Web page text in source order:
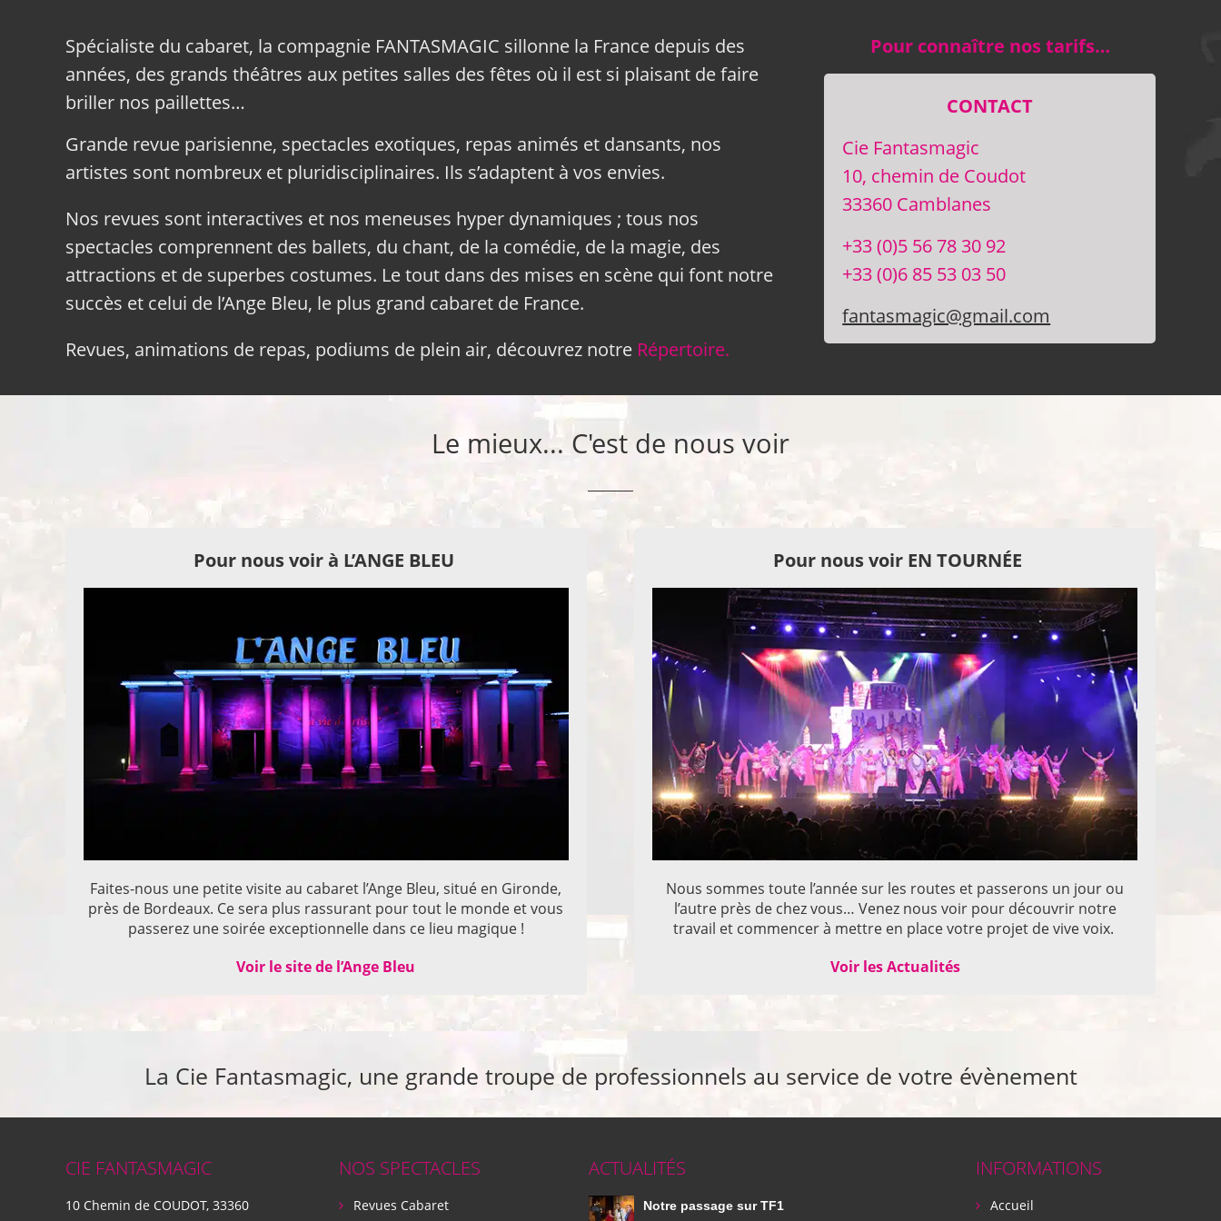
Spécialiste du cabaret, la compagnie FANTASMAGIC sillonne la France depuis des
années, des grands théâtres aux petites salles des fêtes où il est si plaisant de faire
briller nos paillettes…
Grande revue parisienne, spectacles exotiques, repas animés et dansants, nos
artistes sont nombreux et pluridisciplinaires. Ils s’adaptent à vos envies.
Nos revues sont interactives et nos meneuses hyper dynamiques ; tous nos
spectacles comprennent des ballets, du chant, de la comédie, de la magie, des
attractions et de superbes costumes. Le tout dans des mises en scène qui font notre
succès et celui de l’Ange Bleu, le plus grand cabaret de France.
Revues, animations de repas, podiums de plein air, découvrez notre Répertoire.
Pour connaître nos tarifs…
CONTACT
Cie Fantasmagic
10, chemin de Coudot
33360 Camblanes
+33 (0)5 56 78 30 92
+33 (0)6 85 53 03 50
fantasmagic@gmail.com
Le mieux... C'est de nous voir
Pour nous voir à L’ANGE BLEU
Faites-nous une petite visite au cabaret l’Ange Bleu, situé en Gironde,
près de Bordeaux. Ce sera plus rassurant pour tout le monde et vous
passerez une soirée exceptionnelle dans ce lieu magique !
Voir le site de l’Ange Bleu
Pour nous voir EN TOURNÉE
Nous sommes toute l’année sur les routes et passerons un jour ou
l’autre près de chez vous… Venez nous voir pour découvrir notre
travail et commencer à mettre en place votre projet de vive voix.
Voir les Actualités
La Cie Fantasmagic, une grande troupe de professionnels au service de votre évènement
CIE FANTASMAGIC
10 Chemin de COUDOT, 33360
NOS SPECTACLES
Revues Cabaret
ACTUALITÉS
Notre passage sur TF1
INFORMATIONS
Accueil